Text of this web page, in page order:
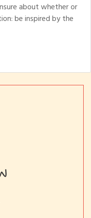
about whether or
be inspired by the